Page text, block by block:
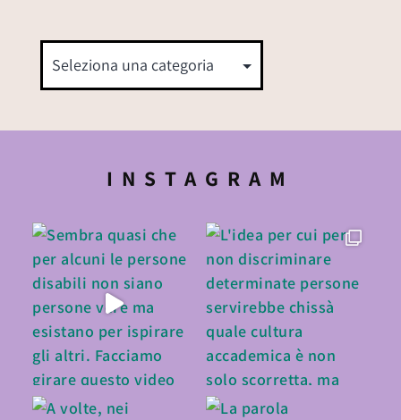
INSTAGRAM